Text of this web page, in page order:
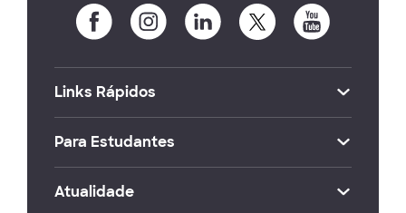
Links Rápidos
Para Estudantes
Atualidade